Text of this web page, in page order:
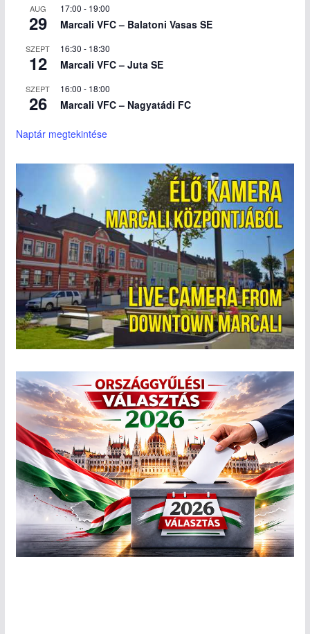
AUG
29
17:00 - 19:00
Marcali VFC – Balatoni Vasas SE
SZEPT
12
16:30 - 18:30
Marcali VFC – Juta SE
SZEPT
26
16:00 - 18:00
Marcali VFC – Nagyatádi FC
Naptár megtekintése